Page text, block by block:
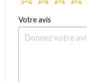
Votre avis